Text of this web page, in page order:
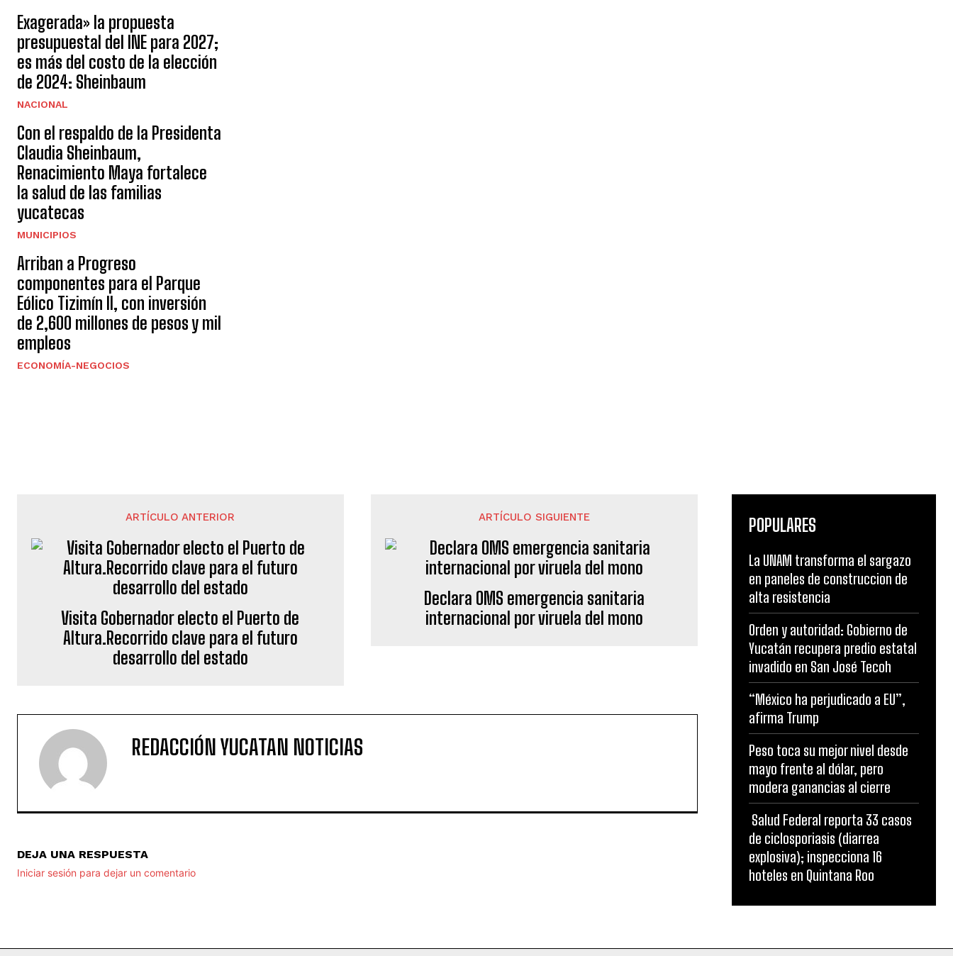
Exagerada» la propuesta
presupuestal del INE para 2027;
es más del costo de la elección
de 2024: Sheinbaum
NACIONAL
Con el respaldo de la Presidenta
Claudia Sheinbaum,
Renacimiento Maya fortalece
la salud de las familias
yucatecas
MUNICIPIOS
Arriban a Progreso
componentes para el Parque
Eólico Tizimín II, con inversión
de 2,600 millones de pesos y mil
empleos
ECONOMÍA-NEGOCIOS
ARTÍCULO ANTERIOR
Visita Gobernador electo el Puerto de
Altura.Recorrido clave para el futuro
desarrollo del estado
ARTÍCULO SIGUIENTE
Declara OMS emergencia sanitaria
internacional por viruela del mono
REDACCIÓN YUCATAN NOTICIAS
DEJA UNA RESPUESTA
Iniciar sesión para dejar un comentario
POPULARES
La UNAM transforma el sargazo
en paneles de construccion de
alta resistencia
Orden y autoridad: Gobierno de
Yucatán recupera predio estatal
invadido en San José Tecoh
“México ha perjudicado a EU”,
afirma Trump
Peso toca su mejor nivel desde
mayo frente al dólar, pero
modera ganancias al cierre
Salud Federal reporta 33 casos
de ciclosporiasis (diarrea
explosiva); inspecciona 16
hoteles en Quintana Roo